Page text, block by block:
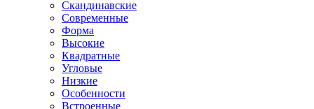
Скандинавские
Современные
Форма
Высокие
Квадратные
Угловые
Низкие
Особенности
Встроенные